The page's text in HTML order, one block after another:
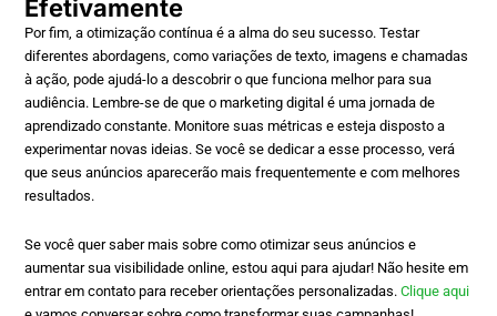
Efetivamente
Por fim, a otimização contínua é a alma do seu sucesso. Testar
diferentes abordagens, como variações de texto, imagens e chamadas
à ação, pode ajudá-lo a descobrir o que funciona melhor para sua
audiência. Lembre-se de que o marketing digital é uma jornada de
aprendizado constante. Monitore suas métricas e esteja disposto a
experimentar novas ideias. Se você se dedicar a esse processo, verá
que seus anúncios aparecerão mais frequentemente e com melhores
resultados.
Se você quer saber mais sobre como otimizar seus anúncios e
aumentar sua visibilidade online, estou aqui para ajudar! Não hesite em
entrar em contato para receber orientações personalizadas.Clique aqui